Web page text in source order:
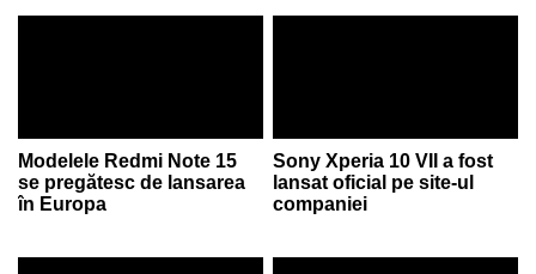
Modelele Redmi Note 15
se pregătesc de lansarea
în Europa
Sony Xperia 10 VII a fost
lansat oficial pe site-ul
companiei